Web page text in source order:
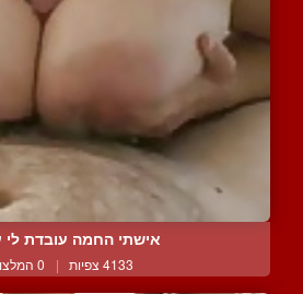
אישתי החמה עובדת לי
4133 צפיות | 0 המלצות